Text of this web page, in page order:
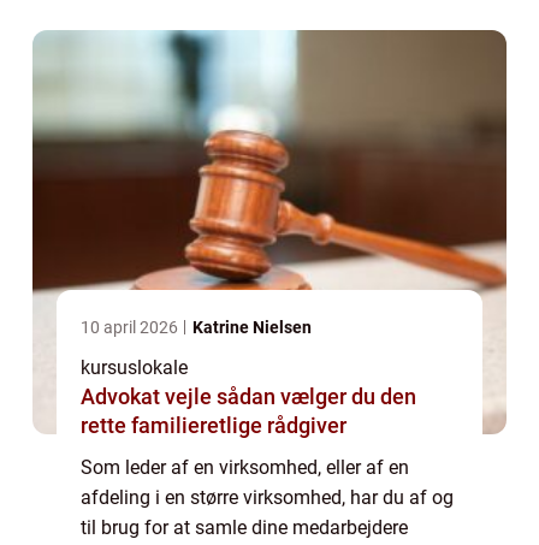
virksomhedens struk...
10 april 2026 Katrine Nielsen
kursuslokale
Advokat vejle sådan vælger du den
rette familieretlige rådgiver
Som leder af en virksomhed, eller af en
afdeling i en større virksomhed, har du af og
til brug for at samle dine medarbejdere